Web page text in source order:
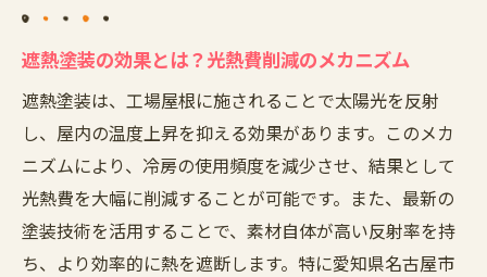
愛知県内での実績とメーカーの信頼性
節電効果抜群な工場屋根遮熱塗装の実力とは
遮熱塗装で得られる節電効果の具体例
エネルギー効率を高める遮熱塗装の技術
なぜ遮熱塗装を選ぶべきか？その理由
実際に導入した企業の声：節電効果の証言
遮熱塗装の効果とは？光熱費削減のメカニズム
遮熱塗装は、工場屋根に施されることで太陽光を反射
し、屋内の温度上昇を抑える効果があります。このメカ
ニズムにより、冷房の使用頻度を減少させ、結果として
光熱費を大幅に削減することが可能です。また、最新の
塗装技術を活用することで、素材自体が高い反射率を持
ち、より効率的に熱を遮断します。特に愛知県名古屋市